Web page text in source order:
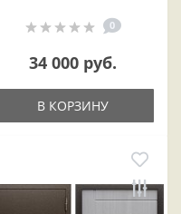
0
34 000 руб.
В КОРЗИНУ